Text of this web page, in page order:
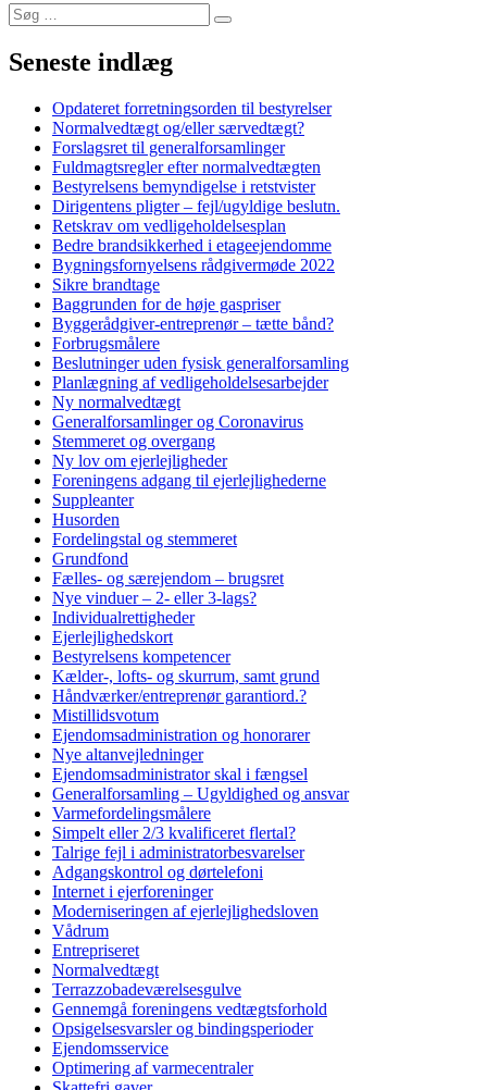
Søg
efter:
Søg
Seneste indlæg
Opdateret forretningsorden til bestyrelser
Normalvedtægt og/eller særvedtægt?
Forslagsret til generalforsamlinger
Fuldmagtsregler efter normalvedtægten
Bestyrelsens bemyndigelse i retstvister
Dirigentens pligter – fejl/ugyldige beslutn.
Retskrav om vedligeholdelsesplan
Bedre brandsikkerhed i etageejendomme
Bygningsfornyelsens rådgivermøde 2022
Sikre brandtage
Baggrunden for de høje gaspriser
Byggerådgiver-entreprenør – tætte bånd?
Forbrugsmålere
Beslutninger uden fysisk generalforsamling
Planlægning af vedligeholdelsesarbejder
Ny normalvedtægt
Generalforsamlinger og Coronavirus
Stemmeret og overgang
Ny lov om ejerlejligheder
Foreningens adgang til ejerlejlighederne
Suppleanter
Husorden
Fordelingstal og stemmeret
Grundfond
Fælles- og særejendom – brugsret
Nye vinduer – 2- eller 3-lags?
Individualrettigheder
Ejerlejlighedskort
Bestyrelsens kompetencer
Kælder-, lofts- og skurrum, samt grund
Håndværker/entreprenør garantiord.?
Mistillidsvotum
Ejendomsadministration og honorarer
Nye altanvejledninger
Ejendomsadministrator skal i fængsel
Generalforsamling – Ugyldighed og ansvar
Varmefordelingsmålere
Simpelt eller 2/3 kvalificeret flertal?
Talrige fejl i administratorbesvarelser
Adgangskontrol og dørtelefoni
Internet i ejerforeninger
Moderniseringen af ejerlejlighedsloven
Vådrum
Entrepriseret
Normalvedtægt
Terrazzobadeværelsesgulve
Gennemgå foreningens vedtægtsforhold
Opsigelsesvarsler og bindingsperioder
Ejendomsservice
Optimering af varmecentraler